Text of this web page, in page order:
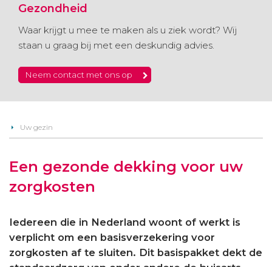
Gezondheid
Waar krijgt u mee te maken als u ziek wordt? Wij
staan u graag bij met een deskundig advies.
Neem contact met ons op
Uw gezin
Een gezonde dekking voor uw
zorgkosten
Iedereen die in Nederland woont of werkt is
verplicht om een basisverzekering voor
zorgkosten af te sluiten. Dit basispakket dekt de